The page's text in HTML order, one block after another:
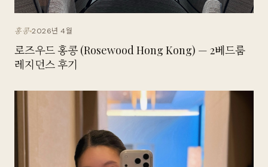
홍콩 2026년 4월
로즈우드 홍콩 (Rosewood Hong Kong) — 2베드룸
레지던스 후기